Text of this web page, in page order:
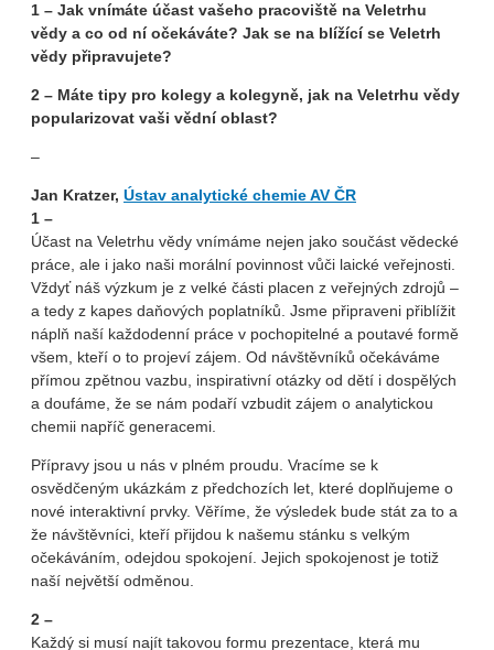
1 – Jak vnímáte účast vašeho pracoviště na Veletrhu
vědy a co od ní očekáváte? Jak se na blížící se Veletrh
vědy připravujete?
2 – Máte tipy pro kolegy a kolegyně, jak na Veletrhu vědy
popularizovat vaši vědní oblast?
–
Jan Kratzer, Ústav analytické chemie AV ČR
1 –
Účast na Veletrhu vědy vnímáme nejen jako součást vědecké
práce, ale i jako naši morální povinnost vůči laické veřejnosti.
Vždyť náš výzkum je z velké části placen z veřejných zdrojů –
a tedy z kapes daňových poplatníků. Jsme připraveni přiblížit
náplň naší každodenní práce v pochopitelné a poutavé formě
všem, kteří o to projeví zájem. Od návštěvníků očekáváme
přímou zpětnou vazbu, inspirativní otázky od dětí i dospělých
a doufáme, že se nám podaří vzbudit zájem o analytickou
chemii napříč generacemi.
Přípravy jsou u nás v plném proudu. Vracíme se k
osvědčeným ukázkám z předchozích let, které doplňujeme o
nové interaktivní prvky. Věříme, že výsledek bude stát za to a
že návštěvníci, kteří přijdou k našemu stánku s velkým
očekáváním, odejdou spokojení. Jejich spokojenost je totiž
naší největší odměnou.
2 –
Každý si musí najít takovou formu prezentace, která mu